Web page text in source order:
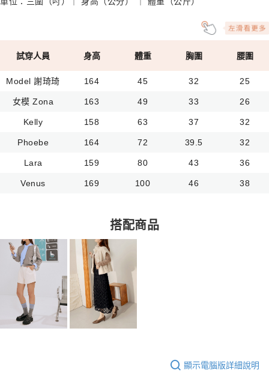
試穿人員 身高 體重 胸圍 腰圍
Model 謝琦琦 164 45 32 25
女模 Zona 163 49 33 26
Kelly 158 63 37 32
Phoebe 164 72 39.5 32
Lara 159 80 43 36
Venus 169 100 46 38
搭配商品
顯示電腦版詳細說明